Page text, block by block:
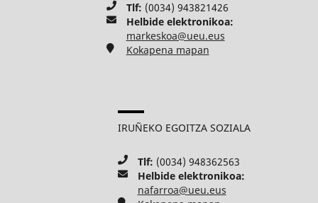
Tlf: (0034) 943821426
Helbide elektronikoa:
markeskoa@ueu.eus
Kokapena mapan
IRUÑEKO EGOITZA SOZIALA
Tlf: (0034) 948362563
Helbide elektronikoa:
nafarroa@ueu.eus